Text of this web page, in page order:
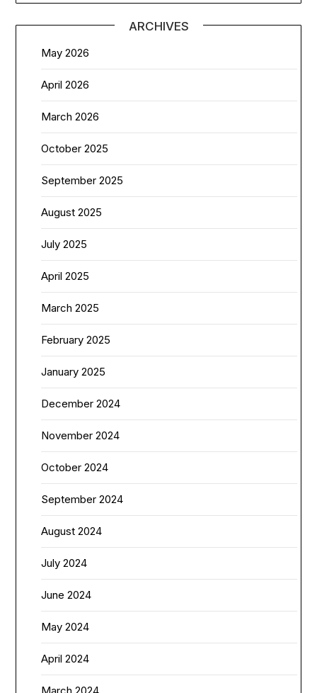
ARCHIVES
May 2026
April 2026
March 2026
October 2025
September 2025
August 2025
July 2025
April 2025
March 2025
February 2025
January 2025
December 2024
November 2024
October 2024
September 2024
August 2024
July 2024
June 2024
May 2024
April 2024